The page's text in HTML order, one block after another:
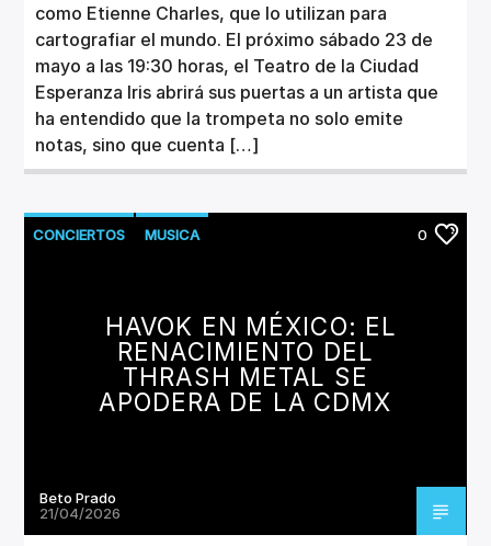
como Etienne Charles, que lo utilizan para
cartografiar el mundo. El próximo sábado 23 de
mayo a las 19:30 horas, el Teatro de la Ciudad
Esperanza Iris abrirá sus puertas a un artista que
ha entendido que la trompeta no solo emite
notas, sino que cuenta […]
CONCIERTOS MUSICA 0
HAVOK EN MÉXICO: EL
RENACIMIENTO DEL
THRASH METAL SE
APODERA DE LA CDMX
Beto Prado
21/04/2026